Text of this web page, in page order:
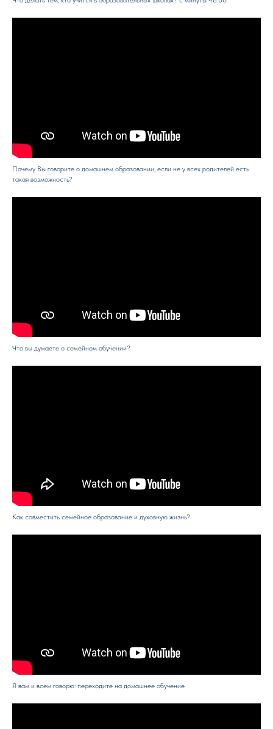
Почему Вы говорите о домашнем образовании, если не у всех родителей есть
такая возможность?
Что вы думаете о семейном обучении?
Как совместить семейное образование и духовную жизнь?
Я вам и всем говорю: переходите на домашнее обучение